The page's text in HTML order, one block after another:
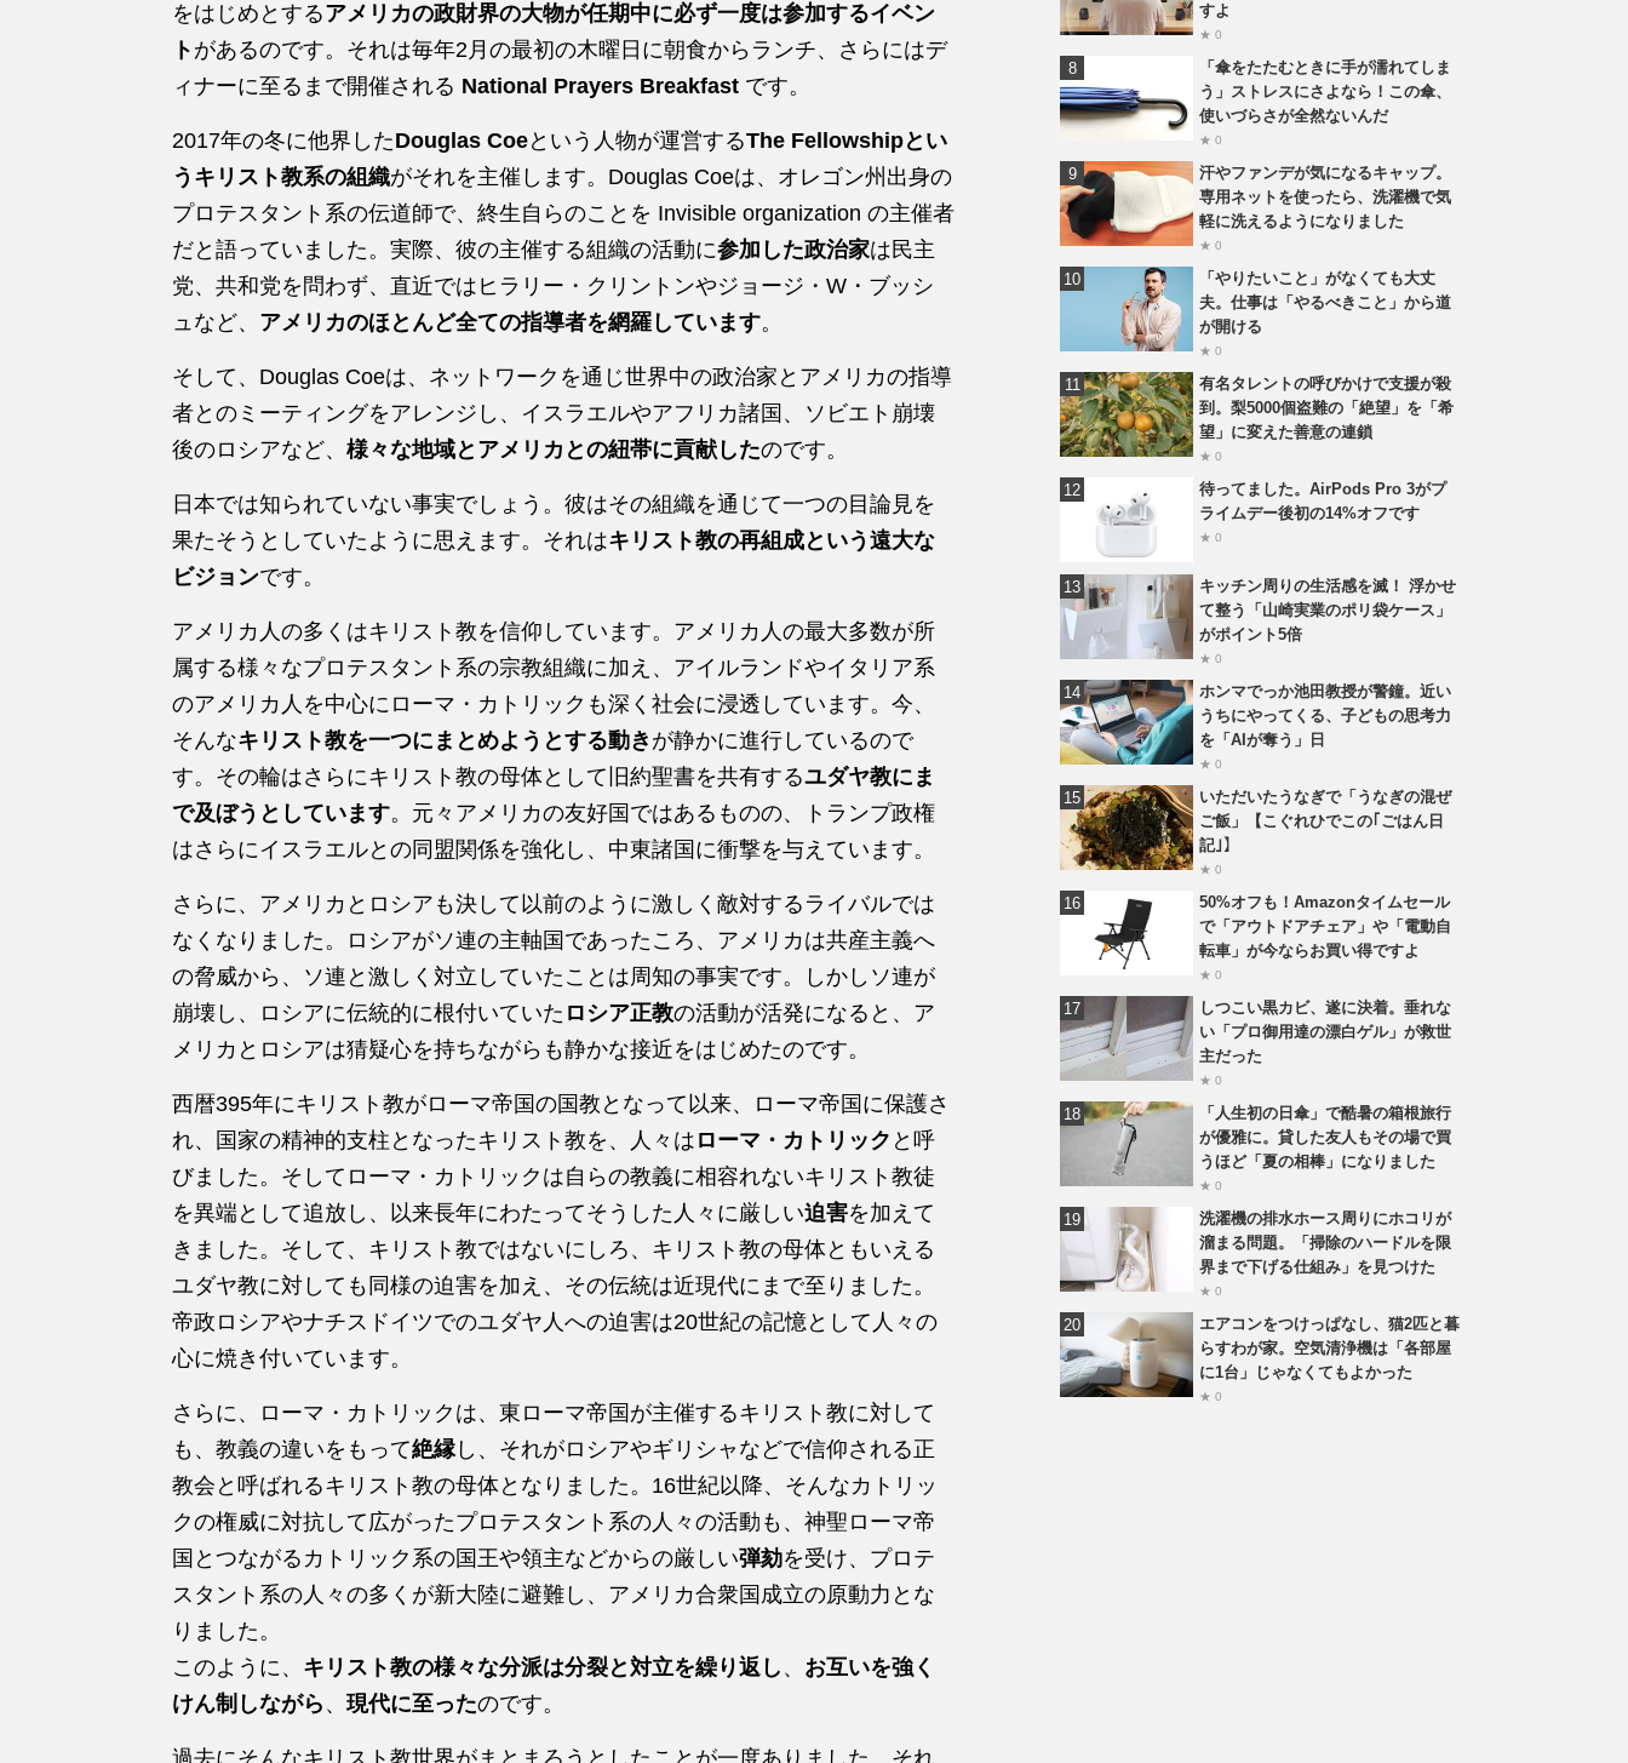
をはじめとするアメリカの政財界の大物が任期中に必ず一度は参加するイベン
ト があるのです。それは毎年2月の最初の木曜日に朝食からランチ、さらにはデ
ィナーに至るまで開催される National Prayers Breakfast です。
2017年の冬に他界したDouglas Coeという人物が運営するThe Fellowshipとい
うキリスト教系の組織がそれを主催します。Douglas Coeは、オレゴン州出身の
プロテスタント系の伝道師で、終生自らのことを Invisible organization の主催者
だと語っていました。実際、彼の主催する組織の活動に参加した政治家は民主
党、共和党を問わず、直近ではヒラリー・クリントンやジョージ・W・ブッシ
ュなど、 アメリカのほとんど全ての指導者を網羅しています。
そして、Douglas Coeは、ネットワークを通じ世界中の政治家とアメリカの指導
者とのミーティングをアレンジし、イスラエルやアフリカ諸国、ソビエト崩壊
後のロシアなど、 様々な地域とアメリカとの紐帯に貢献したのです。
日本では知られていない事実でしょう。彼はその組織を通じて一つの目論見を
果たそうとしていたように思えます。それはキリスト教の再組成という遠大な
ビジョンです。
アメリカ人の多くはキリスト教を信仰しています。アメリカ人の最大多数が所
属する様々なプロテスタント系の宗教組織に加え、アイルランドやイタリア系
のアメリカ人を中心にローマ・カトリックも深く社会に浸透しています。今、
そんなキリスト教を一つにまとめようとする動き が静かに進行しているので
す。その輪はさらにキリスト教の母体として旧約聖書を共有するユダヤ教にま
で及ぼうとしています。元々アメリカの友好国ではあるものの、トランプ政権
はさらにイスラエルとの同盟関係を強化し、中東諸国に衝撃を与えています。
さらに、アメリカとロシアも決して以前のように激しく敵対するライバルでは
なくなりました。ロシアがソ連の主軸国であったころ、アメリカは共産主義へ
の脅威から、ソ連と激しく対立していたことは周知の事実です。しかしソ連が
崩壊し、ロシアに伝統的に根付いていた ロシア正教の活動が活発になると、ア
メリカとロシアは猜疑心を持ちながらも静かな接近をはじめたのです。
西暦395年にキリスト教がローマ帝国の国教となって以来、ローマ帝国に保護さ
れ、国家の精神的支柱となったキリスト教を、人々は ローマ・カトリック と呼
びました。そしてローマ・カトリックは自らの教義に相容れないキリスト教徒
を異端として追放し、以来長年にわたってそうした人々に厳しい迫害を加えて
きました。そして、キリスト教ではないにしろ、キリスト教の母体ともいえる
ユダヤ教に対しても同様の迫害を加え、その伝統は近現代にまで至りました。
帝政ロシアやナチスドイツでのユダヤ人への迫害は20世紀の記憶として人々の
心に焼き付いています。
さらに、ローマ・カトリックは、東ローマ帝国が主催するキリスト教に対して
も、教義の違いをもって絶縁し、それがロシアやギリシャなどで信仰される正
教会と呼ばれるキリスト教の母体となりました。16世紀以降、そんなカトリッ
クの権威に対抗して広がったプロテスタント系の人々の活動も、神聖ローマ帝
国とつながるカトリック系の国王や領主などからの厳しい弾劾を受け、プロテ
スタント系の人々の多くが新大陸に避難し、アメリカ合衆国成立の原動力とな
りました。
このように、 キリスト教の様々な分派は分裂と対立を繰り返し 、 お互いを強く
けん制しながら 、 現代に至ったのです。
すよ
★ 0
「傘をたたむときに手が濡れてしま
う」ストレスにさよなら！この傘、
使いづらさが全然ないんだ
★ 0
汗やファンデが気になるキャップ。
専用ネットを使ったら、洗濯機で気
軽に洗えるようになりました
★ 0
「やりたいこと」がなくても大丈
夫。仕事は「やるべきこと」から道
が開ける
★ 0
有名タレントの呼びかけで支援が殺
到。梨5000個盗難の「絶望」を「希
望」に変えた善意の連鎖
★ 0
待ってました。AirPods Pro 3がプ
ライムデー後初の14%オフです
★ 0
キッチン周りの生活感を滅！ 浮かせ
て整う「山崎実業のポリ袋ケース」
がポイント5倍
★ 0
ホンマでっか池田教授が警鐘。近い
うちにやってくる、子どもの思考力
を「AIが奪う」日
★ 0
いただいたうなぎで「うなぎの混ぜ
ご飯」【こぐれひでこの｢ごはん日
記｣】
★ 0
50%オフも！Amazonタイムセール
で「アウトドアチェア」や「電動自
転車」が今ならお買い得ですよ
★ 0
しつこい黒カビ、遂に決着。垂れな
い「プロ御用達の漂白ゲル」が救世
主だった
★ 0
「人生初の日傘」で酷暑の箱根旅行
が優雅に。貸した友人もその場で買
うほど「夏の相棒」になりました
★ 0
洗濯機の排水ホース周りにホコリが
溜まる問題。「掃除のハードルを限
界まで下げる仕組み」を見つけた
★ 0
エアコンをつけっぱなし、猫2匹と暮
らすわが家。空気清浄機は「各部屋
に1台」じゃなくてもよかった
★ 0